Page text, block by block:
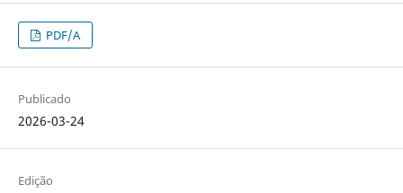
PDF/A
Publicado
2026-03-24
Edição